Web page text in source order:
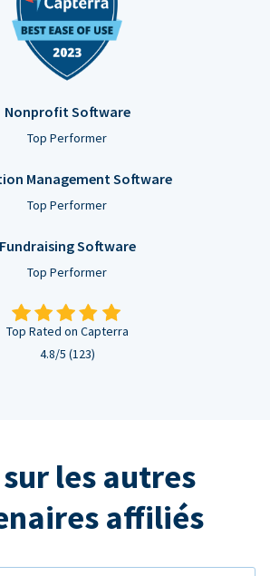
Nonprofit Software
Top Performer
Management Software
Top Performer
Fundraising Software
Top Performer
Top Rated on Capterra
4.8/5 (123)
sur les autres
affiliés